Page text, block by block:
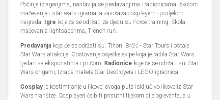
Počinje izlaganjima, nastavlja se predavanjima i radionicama, školom
mačevanja i star wars igrama, a završava cosplayem i podjelom
nagrada. Igre koje će se održati za djecu su Force training, Škola
mačevanja lightsaberima, Trench run.
Predavanja koja će se održati su: Tihoni Brčić - Star Tours i ostale
Star Wars atrakcije, Gostovanje osječke ekipe koja je radila Star Wars
tjedan sa eksponatima i pričom. Radionice koje će se održati su: Star
Wars origami, Izrada makete Star Destroyera i LEGO igraonica.
Cosplay je kostimiranje u likove, ovoga puta isključivo likove iz Star
Wars franšize. Cosplayeri će biti prisutni tijekom cijelog eventa, a u